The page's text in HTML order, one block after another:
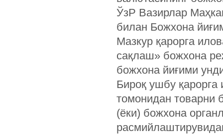
ЎзР Вазирлар
билан Божхона
Мазкур қарорга
сақлаш» божхона
божхона йиғими
Бироқ ушбу
томонидан товарни
(ёки) божхона